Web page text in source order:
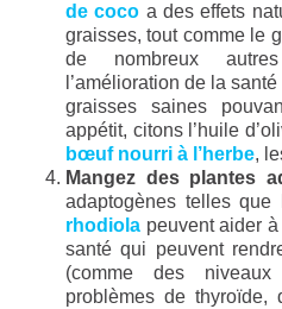
de coco a des effets
graisses, tout comme le
de nombreux
l’amélioration de la
graisses saines
appétit, citons l’huile
bœuf nourri à l’herbe,
Mangez des plantes
adaptogènes telles que
rhodiola peuvent aider
santé qui peuvent
(comme des
problèmes de thyroïde,